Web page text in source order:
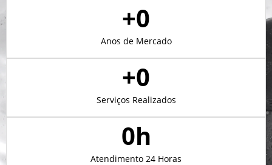
Anos de Mercado
+0
Serviços Realizados
+0
Atendimento 24 Horas
0h